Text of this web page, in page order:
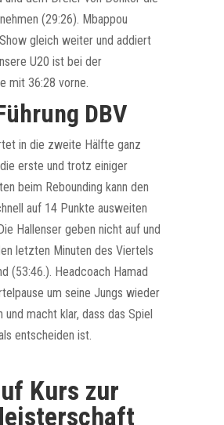
(29:26). Mbappou
gleich weiter und addiert
U20 ist bei der
mit 36:28 vorne.
DBV
in die zweite Hälfte ganz
erste und trotz einiger
beim Rebounding kann den
auf 14 Punkte ausweiten
Hallenser geben nicht auf und
letzten Minuten des Viertels
(53:46.). Headcoach Hamad
um seine Jungs wieder
und macht klar, dass das Spiel
entscheiden ist.
Kurs zur